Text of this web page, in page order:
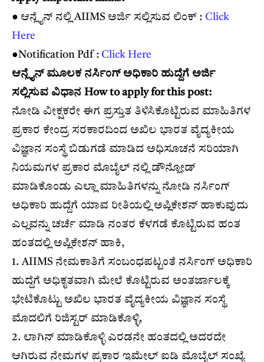
● ಆನ್ಲೈನ್ ನಲ್ಲಿ AIIMS ಅರ್ಜಿ ಸಲ್ಲಿಸುವ ಲಿಂಕ್ : Click
Here
●Notification Pdf : Click Here
ಆನ್ಲೈನ್ ಮೂಲಕ ನರ್ಸಿಂಗ್ ಅಧಿಕಾರಿ ಹುದ್ದೆಗೆ ಅರ್ಜಿ
ಸಲ್ಲಿಸುವ ವಿಧಾನ How to apply for this post:
ನೋಡಿ ವೀಕ್ಷಕರೇ ಈಗ ಪ್ರಸ್ತುತ ತಿಳಿಸಿಕೊಟ್ಟಿರುವ ಮಾಹಿತಿಗಳ
ಪ್ರಕಾರ ಕೇಂದ್ರ ಸರಕಾರದಿಂದ ಅಖಿಲ ಭಾರತ ವೈದ್ಯಕೀಯ
ವಿಜ್ಞಾನ ಸಂಸ್ಥೆ ಬಿಡುಗಡೆ ಮಾಡಿದ ಅಧಿಸೂಚನೆ ಸರಿಯಾಗಿ
ನಿಯಮಗಳ ಪ್ರಕಾರ ಮೊಬೈಲ್ ನಲ್ಲಿ ಡೌನ್ಲೋಡ್
ಮಾಡಿಕೊಂಡು ಎಲ್ಲಾ ಮಾಹಿತಿಗಳನ್ನು ನೋಡಿ ನರ್ಸಿಂಗ್
ಅಧಿಕಾರಿ ಹುದ್ದೆಗೆ ಯಾವ ರೀತಿಯಲ್ಲಿ ಅಪ್ಲಿಕೇಶನ್ ಹಾಕುವುದು
ಎಲ್ಲವನ್ನು ಚರ್ಚೆ ಮಾಡಿ ನಂತರ ಕೆಳಗಡೆ ಕೊಟ್ಟಿರುವ ಹಂತ
ಹಂತದಲ್ಲಿ ಅಪ್ಲಿಕೇಶನ್ ಹಾಕಿ,
1. AIIMS ನೇಮಕಾತಿಗೆ ಸಂಬಂಧಪಟ್ಟಂತೆ ನರ್ಸಿಂಗ್ ಅಧಿಕಾರಿ
ಹುದ್ದೆಗೆ ಅಧಿಕೃತವಾಗಿ ಮೇಲೆ ಕೊಟ್ಟಿರುವ ಅಂತರ್ಜಾಲಕ್ಕೆ
ಭೇಟಿಕೊಟ್ಟು ಅಖಿಲ ಭಾರತ ವೈದ್ಯಕೀಯ ವಿಜ್ಞಾನ ಸಂಸ್ಥೆ
ಮೊದಲಿಗೆ ರಿಜಿಸ್ಟರ್ ಮಾಡಿಕೊಳ್ಳಿ,
2. ಲಾಗಿನ್ ಮಾಡಿಕೊಳ್ಳಿ ಎರಡನೇ ಹಂತದಲ್ಲಿ ಅದರದೇ
ಆಗಿರುವ ನೇಮಗಳ ಪ್ರಕಾರ ಇಮೇಲ್ ಐಡಿ ಮೊಬೈಲ್ ಸಂಖ್ಯೆ